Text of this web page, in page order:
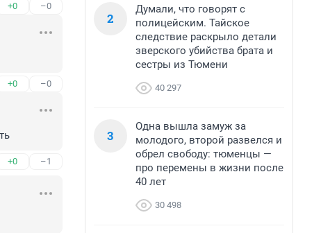
+0 –0
+0 –0
+0 –1
2
Думали, что говорят с
полицейским. Тайское
следствие раскрыло детали
зверского убийства брата и
сестры из Тюмени
40 297
3
Одна вышла замуж за
молодого, второй развелся и
обрел свободу: тюменцы —
про перемены в жизни после
40 лет
30 498